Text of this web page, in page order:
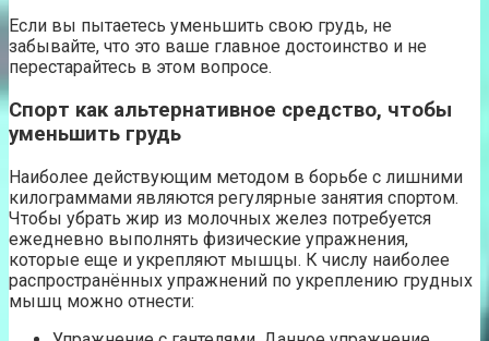
Если вы пытаетесь уменьшить свою грудь, не
забывайте, что это ваше главное достоинство и не
перестарайтесь в этом вопросе.
Спорт как альтернативное средство, чтобы
уменьшить грудь
Наиболее действующим методом в борьбе с лишними
килограммами являются регулярные занятия спортом.
Чтобы убрать жир из молочных желез потребуется
ежедневно выполнять физические упражнения,
которые еще и укрепляют мышцы. К числу наиболее
распространённых упражнений по укреплению грудных
мышц можно отнести: